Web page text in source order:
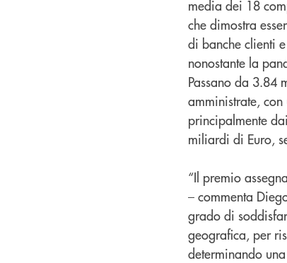
media dei 18
che dimostra
di banche clienti
nonostante la
Passano da
amministrate,
principalmente
miliardi di Euro,
“Il premio
– commenta
grado di
geografica, per
determinando